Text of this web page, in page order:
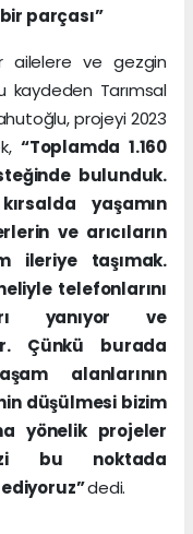
parçası”
ailelere ve gezgin
kaydeden Tarımsal
projeyi 2023
“Toplamda 1.160
bulunduk.
yaşamın
ve arıcıların
ileriye taşımak.
telefonlarını
yanıyor ve
Çünkü burada
alanlarının
düşülmesi bizim
yönelik projeler
bu noktada
dedi.